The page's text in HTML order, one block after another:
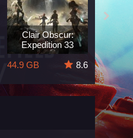
Clair Obscur:
Expedition 33
44.9 GB
8.6
164 GB